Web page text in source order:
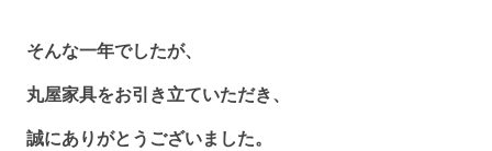
そんな一年でしたが、
丸屋家具をお引き立ていただき、
誠にありがとうございました。